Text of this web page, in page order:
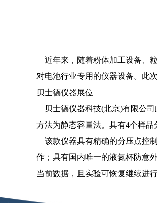
近年来，随着粉体加工设备、
对电池行业专用的仪器设备。此
贝士德仪器展位
贝士德仪器科技(北京)有限公司
方法为静态容量法。具有4个样品
该款仪器具有精确的分压点控
作；具有国内唯一的液氮杯防意
当前数据，且实验可恢复继续进行